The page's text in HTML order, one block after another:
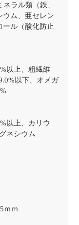
ラル類（鉄、
ウム、亜セレン
ル（酸化防止
以上、粗繊維
以下、オメガ
以上、カリウ
ネシウム
ｍｍ